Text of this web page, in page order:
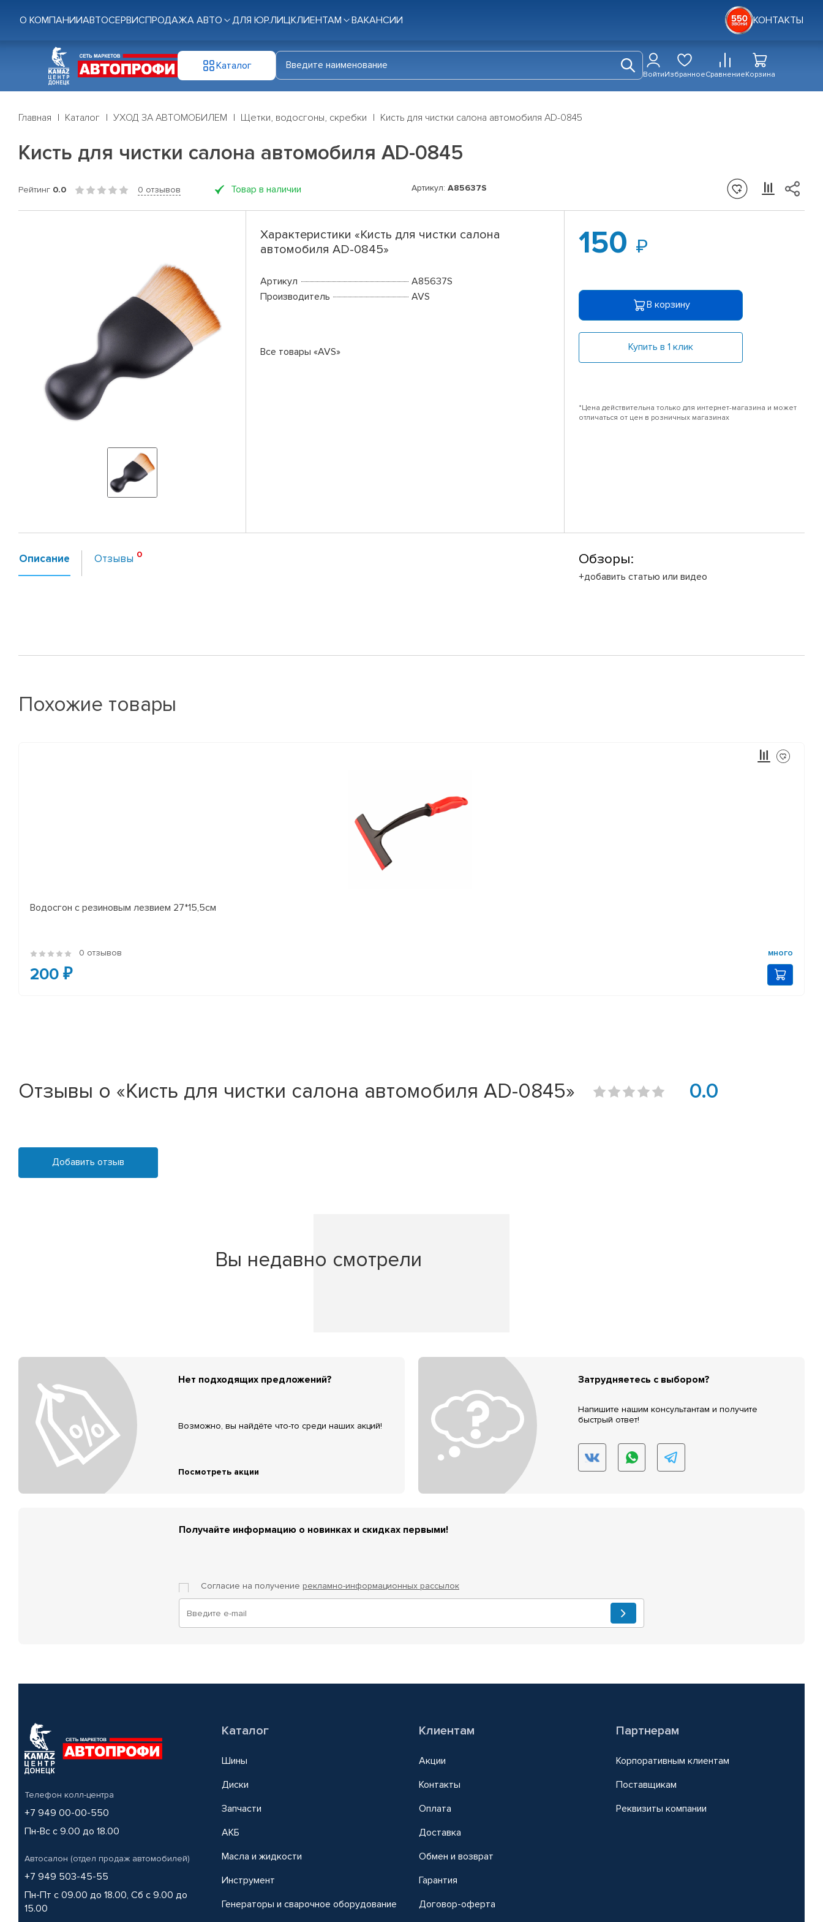
О КОМПАНИИАВТОСЕРВИСПРОДАЖА АВТО ДЛЯ ЮР.ЛИЦКЛИЕНТАМ ВАКАНСИИ КОНТАКТЫ
Каталог
ВойтиИзбранноеСравнениеКорзина
Главная Каталог УХОД ЗА АВТОМОБИЛЕМ Щетки, водосгоны, скребки Кисть для чистки салона автомобиля AD-0845
Кисть для чистки салона автомобиля AD-0845
Рейтинг 0.0 0 отзывов Товар в наличии Артикул: A85637S
Характеристики «Кисть для чистки салона
автомобиля AD-0845»
Артикул
A85637S
Производитель
AVS
Все товары «AVS»
150
В корзину
Купить в 1 клик
*Цена действительна только для интернет-магазина и может
отличаться от цен в розничных магазинах
Описание Отзывы Обзоры:
+добавить статью или видео
Похожие товары
Водосгон с резиновым лезвием 27*15,5см
0 отзывов много
200 ₽
Отзывы о «Кисть для чистки салона автомобиля AD-0845» 0.0
Добавить отзыв
Вы недавно смотрели
Нет подходящих предложений?
Возможно, вы найдёте что-то среди наших акций!
Посмотреть акции
Затрудняетесь с выбором?
Напишите нашим консультантам и получите
быстрый ответ!
Получайте информацию о новинках и скидках первыми!
Согласие на получение рекламно-информационных рассылок
Телефон колл-центра
+7 949 00-00-550
Пн-Вс с 9.00 до 18.00
Автосалон (отдел продаж автомобилей)
+7 949 503-45-55
Пн-Пт с 09.00 до 18.00, Сб с 9.00 до
15.00
Каталог
Шины
Диски
Запчасти
АКБ
Масла и жидкости
Инструмент
Генераторы и сварочное оборудование
Клиентам
Акции
Контакты
Оплата
Доставка
Обмен и возврат
Гарантия
Договор-оферта
Партнерам
Корпоративным клиентам
Поставщикам
Реквизиты компании